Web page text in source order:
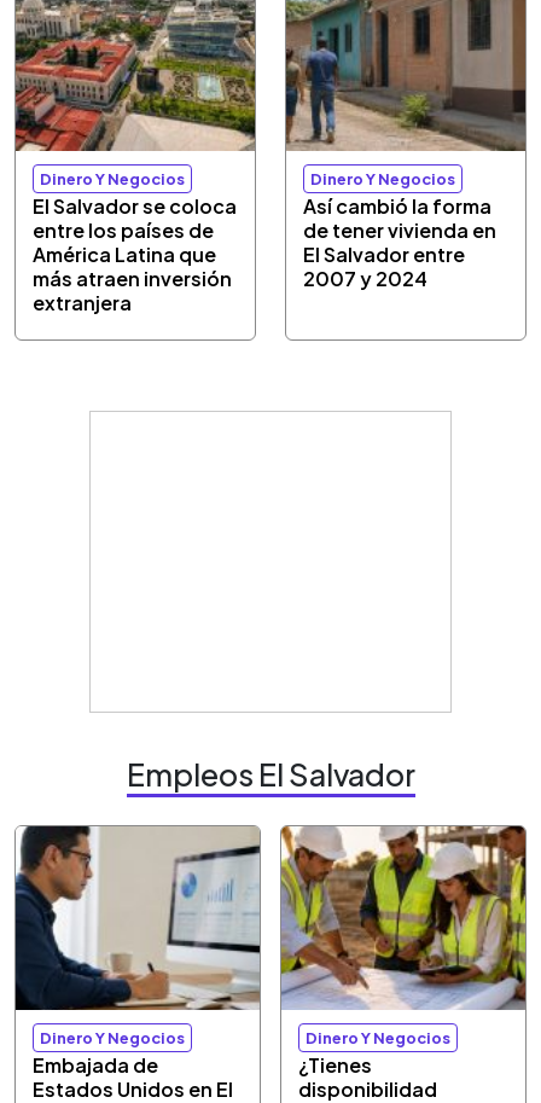
Dinero Y Negocios
El Salvador se coloca
entre los países de
América Latina que
más atraen inversión
extranjera
Dinero Y Negocios
Así cambió la forma
de tener vivienda en
El Salvador entre
2007 y 2024
Empleos El Salvador
Dinero Y Negocios
Embajada de
Estados Unidos en El
Dinero Y Negocios
¿Tienes
disponibilidad